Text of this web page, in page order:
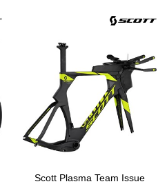
Scott Plasma Team Issue